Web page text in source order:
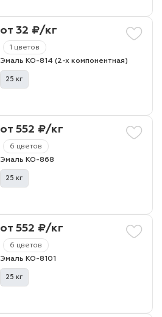
1 цветов
от 32 ₽/кг
Эмаль КО-814 (2-х компонентная)
25 кг
6 цветов
от 552 ₽/кг
Эмаль КО-868
25 кг
6 цветов
от 552 ₽/кг
Эмаль КО-8101
25 кг